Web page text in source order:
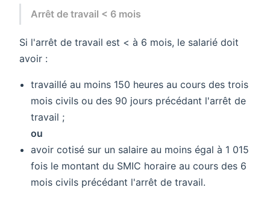
Arrêt de travail < 6 mois
Si l'arrêt de travail est < à 6 mois, le salarié doit
avoir :
travaillé au moins 150 heures au cours des trois
mois civils ou des 90 jours précédant l'arrêt de
travail ;
ou
avoir cotisé sur un salaire au moins égal à 1 015
fois le montant du SMIC horaire au cours des 6
mois civils précédant l'arrêt de travail.